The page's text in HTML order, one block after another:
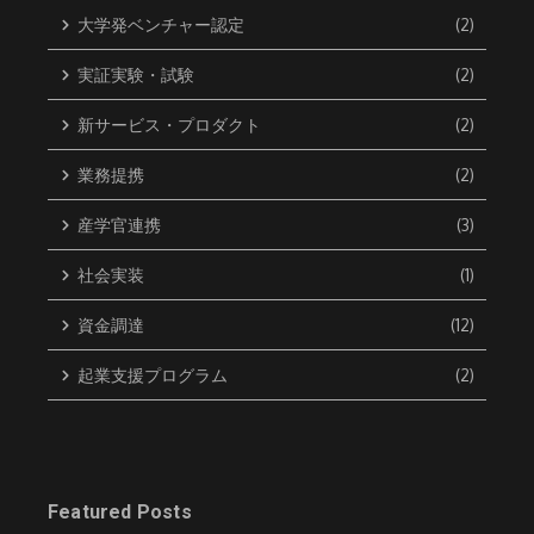
大学発ベンチャー認定 (2)
実証実験・試験 (2)
新サービス・プロダクト (2)
業務提携 (2)
産学官連携 (3)
社会実装 (1)
資金調達 (12)
起業支援プログラム (2)
Featured Posts